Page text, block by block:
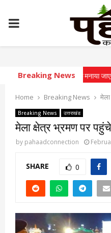
PRIMARY
MENU
Breaking News
में उत्साहपूर्वक मनाया जाएगा "हर घर
Home Breaking News
Breaking News उत्तराखंड
मेला क्षेत्र भ्रमण पर
by pahaadconnection
SHARE 0